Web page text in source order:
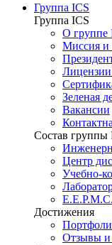
Группа ICS
Группа ICS
О группе
Миссия и
Зеленая
Вакансии
Состав группы
Центр
Учебно-
Достижения
Отзывы и